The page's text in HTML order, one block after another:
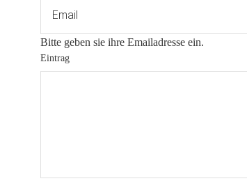
Bitte geben sie ihre Emailadresse ein.
Eintrag